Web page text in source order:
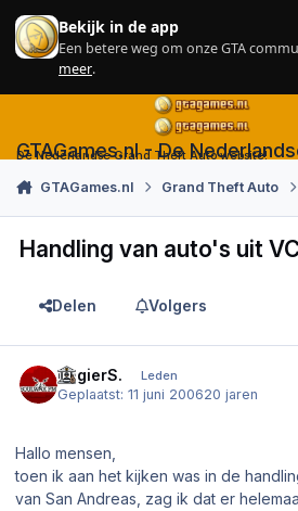
Skip to content
Bekijk in de app
Een betere weg om onze GTA
meer.
GTAGames.nl - De
De Nederlandse Grand Theft Auto website!
GTAGames.nl Grand Theft Auto
Handling van auto's uit
Delen Volgers
RogierS. Leden
Geplaatst:11 juni 200620 jaren
Hallo mensen,
toen ik aan het kijken was in de
van San Andreas, zag ik dat er